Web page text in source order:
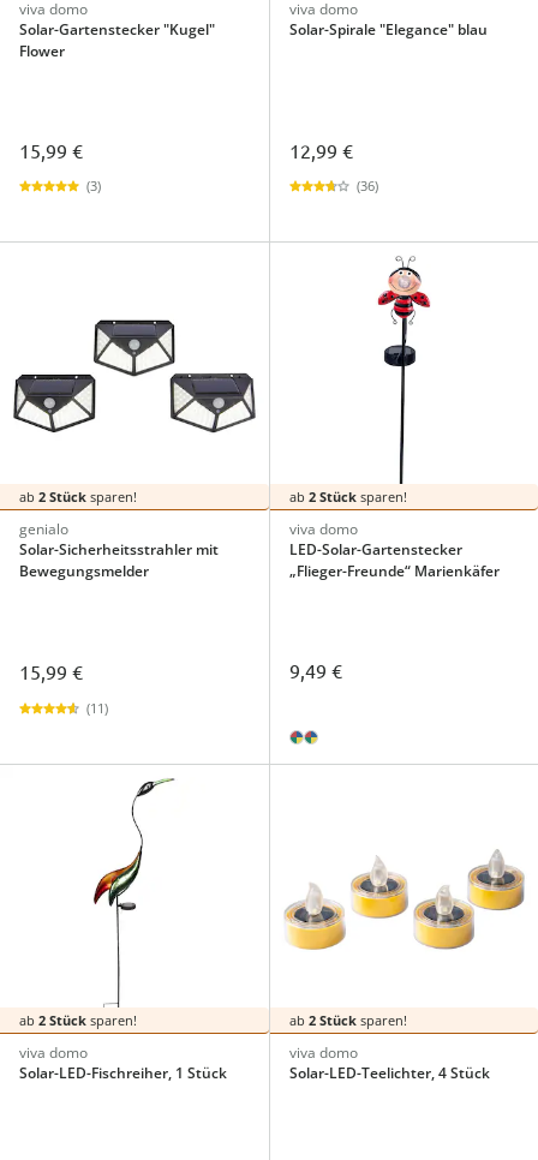
viva domo
Solar-Gartenstecker "Kugel"
Flower
15,99 €
(3)
viva domo
Solar-Spirale "Elegance" blau
12,99 €
(36)
ab 2 Stück sparen!
genialo
Solar-Sicherheitsstrahler mit
Bewegungsmelder
15,99 €
(11)
ab 2 Stücksparen!
viva domo
LED-Solar-Gartenstecker
„Flieger-Freunde“ Marienkäfer
9,49 €
ab 2 Stück sparen!
viva domo
Solar-LED-Fischreiher, 1 Stück
ab 2 Stücksparen!
viva domo
Solar-LED-Teelichter, 4 Stück